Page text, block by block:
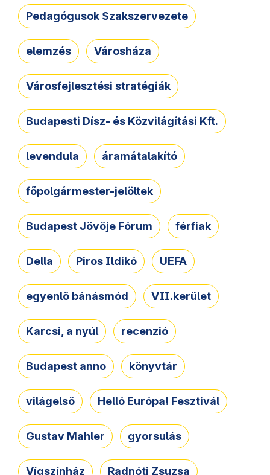
Pedagógusok Szakszervezete
elemzés Városháza
Városfejlesztési stratégiák
Budapesti Dísz- és Közvilágítási Kft.
levendula áramátalakító
főpolgármester-jelöltek
Budapest Jövője Fórum férfiak
Della Piros Ildikó UEFA
egyenlő bánásmód VII.kerület
Karcsi, a nyúl recenzió
Budapest anno könyvtár
világelső Helló Európa! Fesztivál
Gustav Mahler gyorsulás
Vígszínház Radnóti Zsuzsa